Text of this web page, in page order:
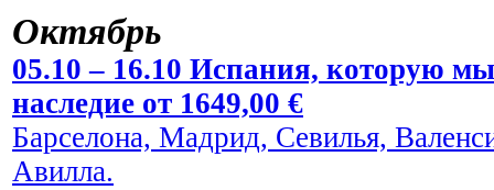
Октябрь
05.10 – 16.10 Испания, которую
наследие от 1649,00 €
Барселона, Мадрид, Севилья,
Авилла.